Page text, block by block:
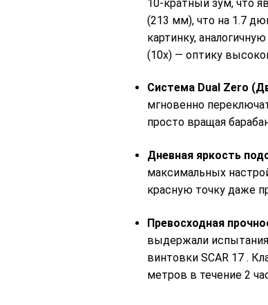
10-кратный зум, что
(213 мм), что на 1.7
картинку,
(10x) — оптику
Система Dual Zero
мгновенно
просто вращая
Дневная яркость
максимальных
красную точку даже
Превосходная
выдержали
винтовки SCAR 17 .
метров в течение 2